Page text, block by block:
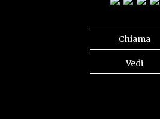
Chiama
Vedi